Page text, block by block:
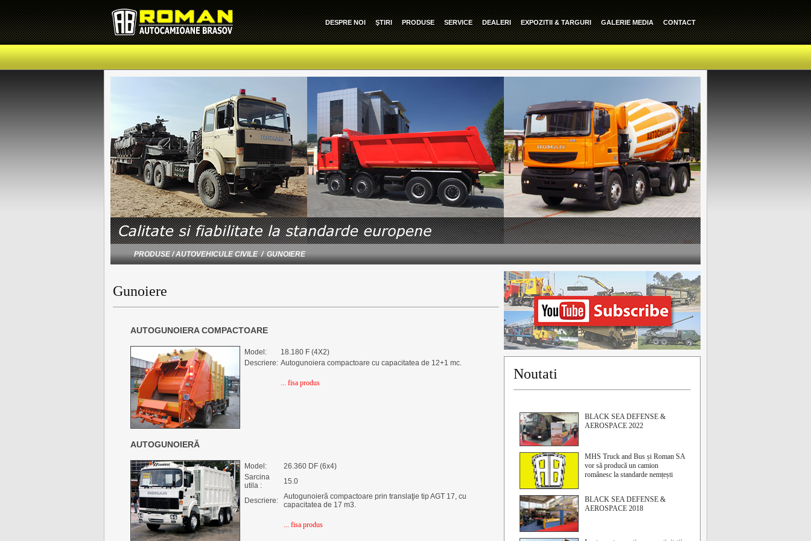
DESPRE NOI ŞTIRI PRODUSE SERVICE DEALERI EXPOZITII & TARGURI GALERIE MEDIA CONTACT
PRODUSE / AUTOVEHICULE CIVILE / GUNOIERE
Gunoiere
AUTOGUNOIERA COMPACTOARE
Model:
18.180 F (4X2)
Descriere: Autogunoiera compactoare cu capacitatea de 12+1 mc.
... fisa produs
AUTOGUNOIERĂ
Model:
26.360 DF (6x4)
Sarcina
utila :
15.0
Descriere:
Autogunoieră compactoare prin translaţie tip AGT 17, cu
capacitatea de 17 m3.
... fisa produs
Noutati
BLACK SEA DEFENSE &
AEROSPACE 2022
MHS Truck and Bus și Roman SA
vor să producă un camion
românesc la standarde nemțești
BLACK SEA DEFENSE &
AEROSPACE 2018